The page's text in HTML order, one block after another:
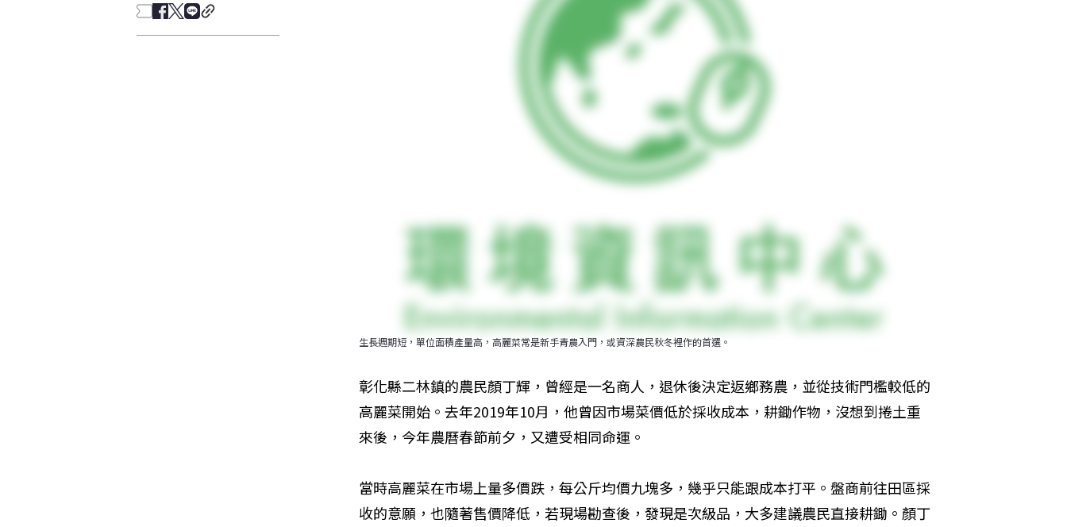
生長週期短，單位面積產量高，高麗菜常是新手青農入門，或資深農民秋冬裡作的首選。
彰化縣二林鎮的農民顏丁輝，曾經是一名商人，退休後決定返鄉務農，並從技術門檻較低的
高麗菜開始。去年2019年10月，他曾因市場菜價低於採收成本，耕鋤作物，沒想到捲土重
來後，今年農曆春節前夕，又遭受相同命運。
當時高麗菜在市場上量多價跌，每公斤均價九塊多，幾乎只能跟成本打平。盤商前往田區採
收的意願，也隨著售價降低，若現場勘查後，發現是次級品，大多建議農民直接耕鋤。顏丁